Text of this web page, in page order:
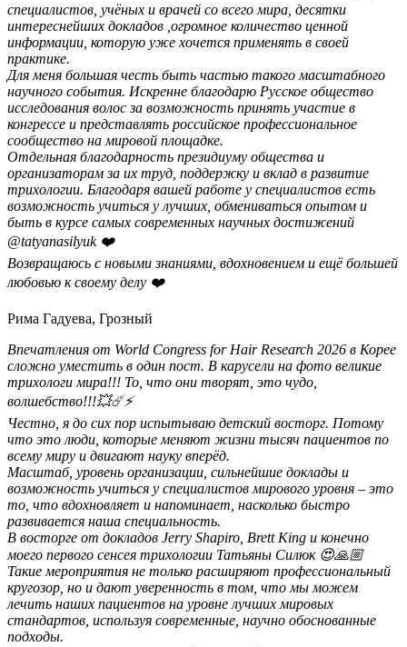
специалистов, учёных и врачей со всего мира, десятки
интереснейших докладов ,огромное количество ценной
информации, которую уже хочется применять в своей
практике.
Для меня большая честь быть частью такого масштабного
научного события. Искренне благодарю Русское общество
исследования волос за возможность принять участие в
конгрессе и представлять российское профессиональное
сообщество на мировой площадке.
Отдельная благодарность президиуму общества и
организаторам за их труд, поддержку и вклад в развитие
трихологии. Благодаря вашей работе у специалистов есть
возможность учиться у лучших, обмениваться опытом и
быть в курсе самых современных научных достижений
@tatyanasilyuk ❤️
Возвращаюсь с новыми знаниями, вдохновением и ещё большей
любовью к своему делу ❤️
Рима Гадуева, Грозный
Впечатления от World Congress for Hair Research 2026 в Корее
сложно уместить в один пост. В карусели на фото великие
трихологи мира!!! То, что они творят, это чудо,
волшебство!!!💥☄️⚡️
Честно, я до сих пор испытываю детский восторг. Потому
что это люди, которые меняют жизни тысяч пациентов по
всему миру и двигают науку вперёд.
Масштаб, уровень организации, сильнейшие доклады и
возможность учиться у специалистов мирового уровня – это
то, что вдохновляет и напоминает, насколько быстро
развивается наша специальность.
В восторге от докладов Jerry Shapiro, Brett King и конечно
моего первого сенсея трихологии Татьяны Силюк 😍🙏🏼
Такие мероприятия не только расширяют профессиональный
кругозор, но и дают уверенность в том, что мы можем
лечить наших пациентов на уровне лучших мировых
стандартов, используя современные, научно обоснованные
подходы.